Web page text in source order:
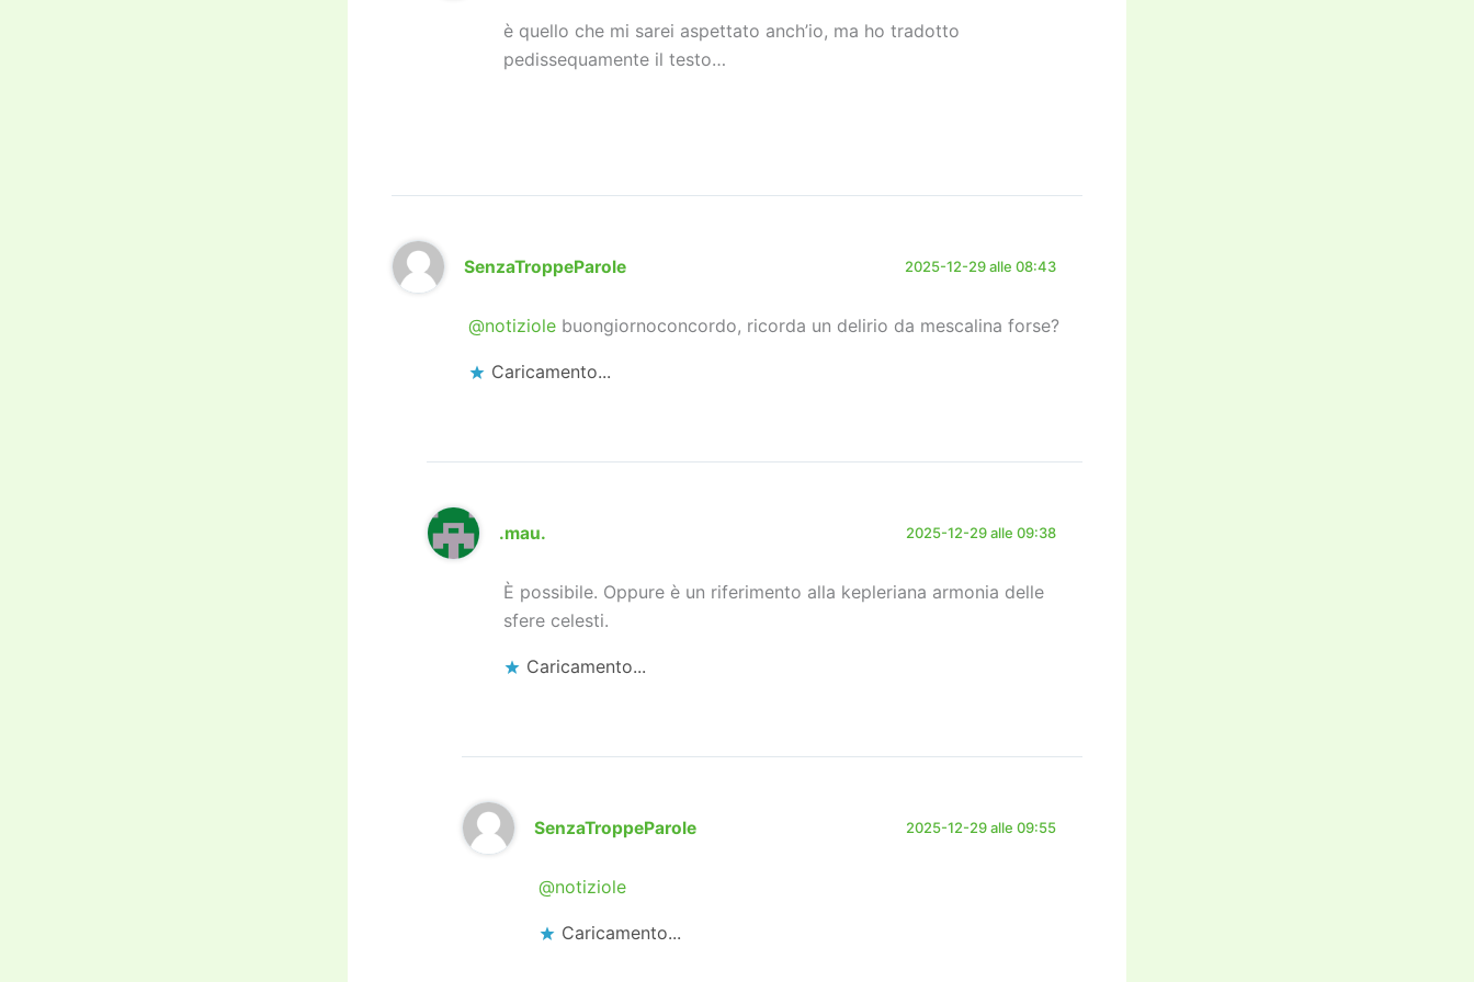
è quello che mi sarei aspettato anch’io, ma ho tradotto
pedissequamente il testo…
SenzaTroppeParole 2025-12-29 alle 08:43
@notiziole buongiornoconcordo, ricorda un delirio da mescalina forse?
Caricamento...
.mau. 2025-12-29 alle 09:38
È possibile. Oppure è un riferimento alla kepleriana armonia delle
sfere celesti.
Caricamento...
SenzaTroppeParole 2025-12-29 alle 09:55
@notiziole
Caricamento...